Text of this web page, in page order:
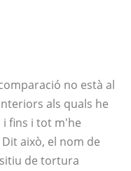
no està al
als quals he
i fins i tot m'he
això, el nom de
de tortura